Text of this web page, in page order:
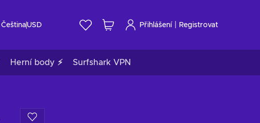
Čeština USD Přihlášení| Registrovat
Herní body ⚡ Surfshark VPN